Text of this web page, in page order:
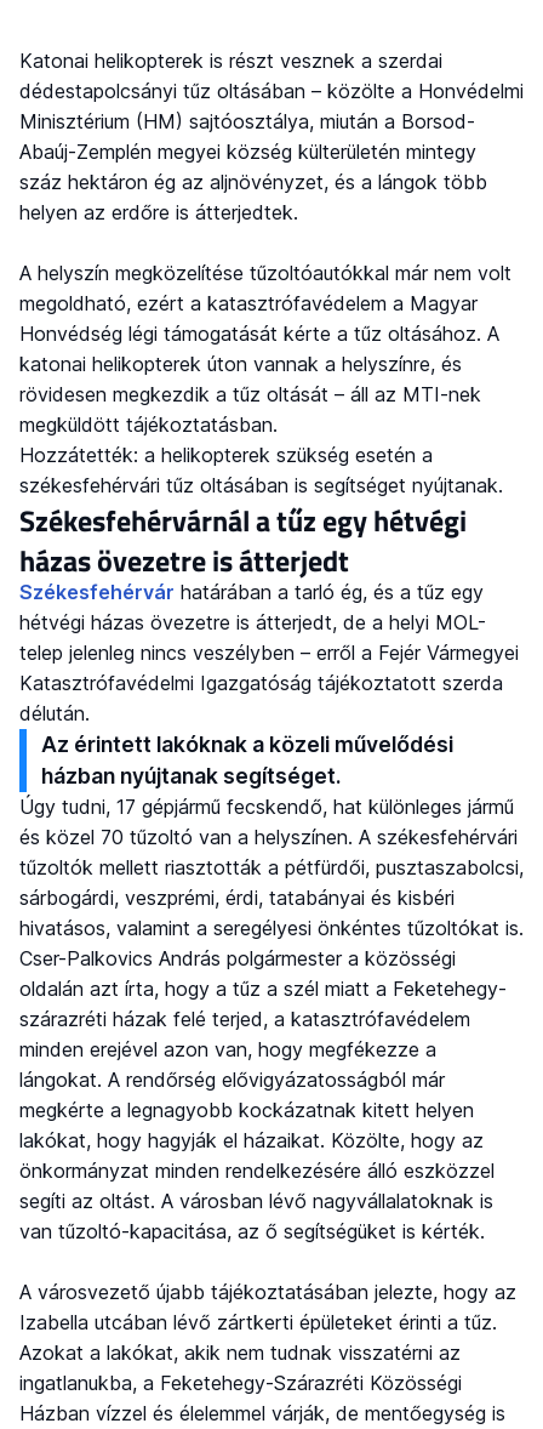
Katonai helikopterek is részt vesznek a szerdai
dédestapolcsányi tűz oltásában – közölte a Honvédelmi
Minisztérium (HM) sajtóosztálya, miután a Borsod-
Abaúj-Zemplén megyei község külterületén mintegy
száz hektáron ég az aljnövényzet, és a lángok több
helyen az erdőre is átterjedtek.
A helyszín megközelítése tűzoltóautókkal már nem volt
megoldható, ezért a katasztrófavédelem a Magyar
Honvédség légi támogatását kérte a tűz oltásához. A
katonai helikopterek úton vannak a helyszínre, és
rövidesen megkezdik a tűz oltását – áll az MTI-nek
megküldött tájékoztatásban.
Hozzátették: a helikopterek szükség esetén a
székesfehérvári tűz oltásában is segítséget nyújtanak.
Székesfehérvárnál a tűz egy hétvégi
házas övezetre is átterjedt
Székesfehérvár határában a tarló ég, és a tűz egy
hétvégi házas övezetre is átterjedt, de a helyi MOL-
telep jelenleg nincs veszélyben – erről a Fejér Vármegyei
Katasztrófavédelmi Igazgatóság tájékoztatott szerda
délután.
Az érintett lakóknak a közeli művelődési
házban nyújtanak segítséget.
Úgy tudni, 17 gépjármű fecskendő, hat különleges jármű
és közel 70 tűzoltó van a helyszínen. A székesfehérvári
tűzoltók mellett riasztották a pétfürdői, pusztaszabolcsi,
sárbogárdi, veszprémi, érdi, tatabányai és kisbéri
hivatásos, valamint a seregélyesi önkéntes tűzoltókat is.
Cser-Palkovics András polgármester a közösségi
oldalán azt írta, hogy a tűz a szél miatt a Feketehegy-
szárazréti házak felé terjed, a katasztrófavédelem
minden erejével azon van, hogy megfékezze a
lángokat. A rendőrség elővigyázatosságból már
megkérte a legnagyobb kockázatnak kitett helyen
lakókat, hogy hagyják el házaikat. Közölte, hogy az
önkormányzat minden rendelkezésére álló eszközzel
segíti az oltást. A városban lévő nagyvállalatoknak is
van tűzoltó-kapacitása, az ő segítségüket is kérték.
A városvezető újabb tájékoztatásában jelezte, hogy az
Izabella utcában lévő zártkerti épületeket érinti a tűz.
Azokat a lakókat, akik nem tudnak visszatérni az
ingatlanukba, a Feketehegy-Szárazréti Közösségi
Házban vízzel és élelemmel várják, de mentőegység is